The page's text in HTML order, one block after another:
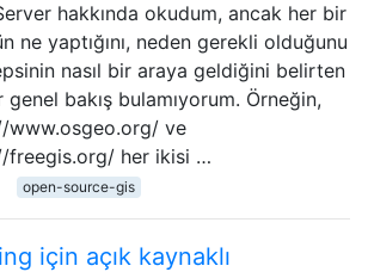
hakkında okudum, ancak her bir
ne yaptığını, neden gerekli olduğunu
nasıl bir araya geldiğini belirten
genel bakış bulamıyorum. Örneğin,
www.osgeo.org/ ve
freegis.org/ her ikisi …
open-source-gis
için açık kaynaklı